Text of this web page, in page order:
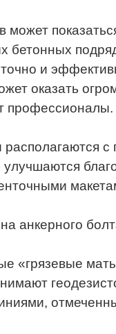
может
и
оказать
профессионалы.
улучшаются
анкерного
«грязевые